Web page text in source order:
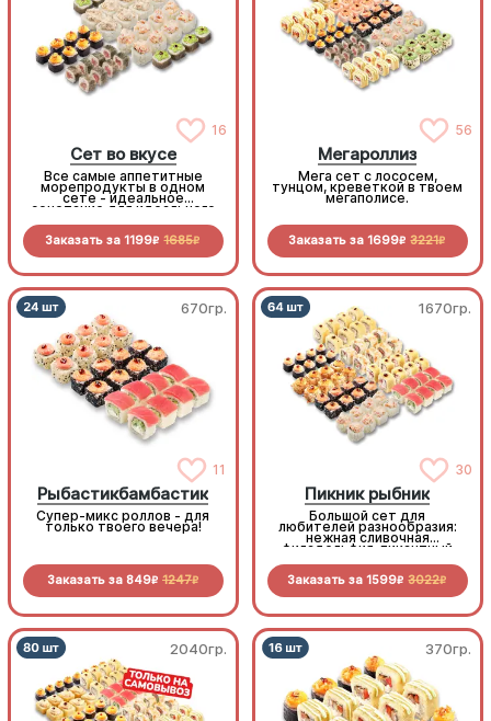
16
Сет во вкусе
Все самые аппетитные
морепродукты в одном
сете - идеальное
сочетание для идеального
Заказать за 1199R 1685R
56
Мегароллиз
Мега сет с лососем,
тунцом, креветкой в твоем
мегаполисе.
Заказать за 1699R 3221R
670гр.
11
Рыбастикбамбастик
Супер-микс роллов - для
только твоего вечера!
Заказать за 849R 1247R
1670гр.
30
Пикник рыбник
Большой сет для
любителей разнообразия:
нежная сливочная
филадельфия, пикантный
сытные мидии - лучшие
роллы на любой вкус!
Заказать за 1599R 3022R
2040гр. 370гр.